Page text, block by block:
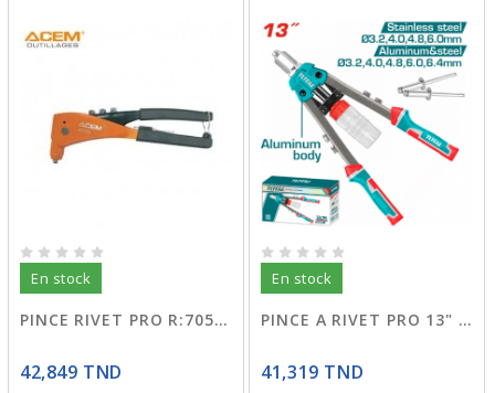
En stock
PINCE RIVET PRO R:705-706
42,849 TND
En stock
PINCE A RIVET PRO 13" THT32131
41,319 TND